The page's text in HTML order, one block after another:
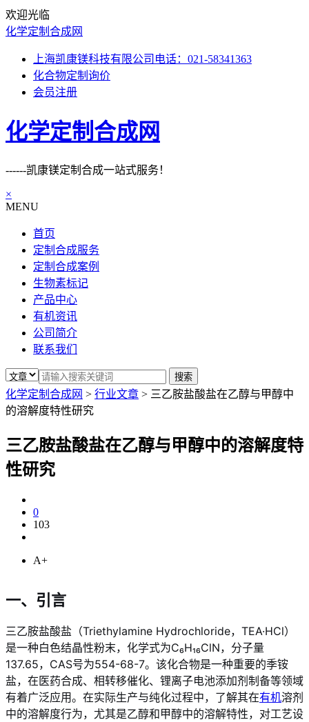
欢迎光临
化学定制合成网
上海凯康镁科技有限公司电话：021-58341363
化合物定制询价
会员注册
化学定制合成网
------凯康镁定制合成一站式服务！
×
MENU
首页
定制合成服务
定制合成案例
生物素标记
产品中心
有机资讯
公司简介
联系我们
化学定制合成网 > 行业文章 > 三乙胺盐酸盐在乙醇与甲醇中
的溶解度特性研究
三乙胺盐酸盐在乙醇与甲醇中的溶解度特
性研究
0
103
A+
一、引言
三乙胺盐酸盐（Triethylamine Hydrochloride，TEA·HCl）
是一种白色结晶性粉末，化学式为C₆H₁₆ClN，分子量
137.65，CAS号为554-68-7。该化合物是一种重要的季铵
盐，在医药合成、相转移催化、锂离子电池添加剂制备等领域
有着广泛应用。在实际生产与纯化过程中，了解其在有机溶剂
中的溶解度行为，尤其是乙醇和甲醇中的溶解特性，对工艺设